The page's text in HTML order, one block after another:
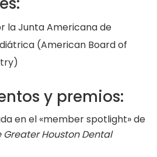
la Junta Americana de
(American Board of
y premios:
en el «member spotlight» de
Greater Houston Dental